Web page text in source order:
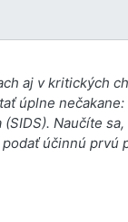
aj v kritických
úplne
Naučíte
účinnú prvú